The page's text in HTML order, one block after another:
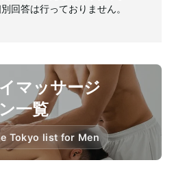
マッサージ
一覧
Tokyo list for Men
回答は行っておりません。